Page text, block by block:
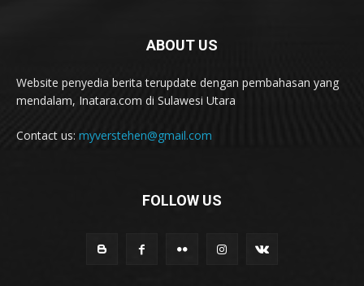
ABOUT US
Website penyedia berita terupdate dengan pembahasan yang
mendalam, Inatara.com di Sulawesi Utara
Contact us: myverstehen@gmail.com
FOLLOW US